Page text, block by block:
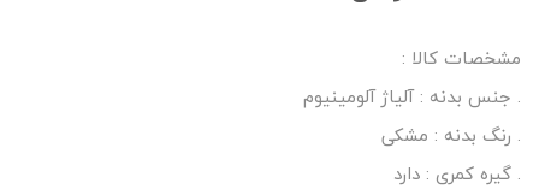
مشخصات کالا :
. جنس بدنه : آلیاژ آلومینیوم
. رنگ بدنه : مشکی
. گیره کمری : دارد